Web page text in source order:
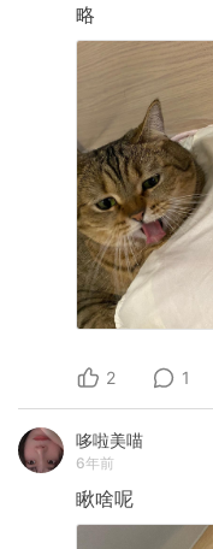
略
2 1
哆啦美喵
6年前
瞅啥呢